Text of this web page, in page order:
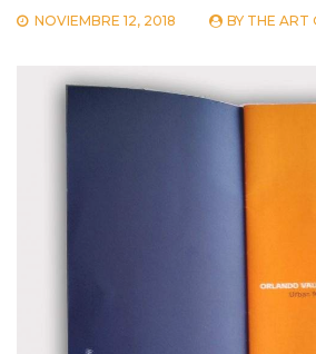
NOVIEMBRE 12, 2018 BY THE ART